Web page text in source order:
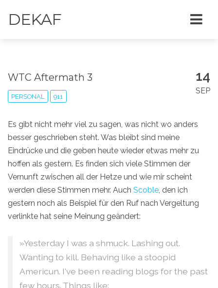
DEKAF
14
SEP
WTC Aftermath 3
PERSONAL 911
Es gibt nicht mehr viel zu sagen, was nicht wo anders
besser geschrieben steht. Was bleibt sind meine
Eindrücke und die geben heute wieder etwas mehr zu
hoffen als gestern. Es finden sich viele Stimmen der
Vernunft zwischen all der Hetze und wie mir scheint
werden diese Stimmen mehr. Auch Scoble , den ich
gestern noch als Beispiel für den Ruf nach Vergeltung
verlinkte hat seine Meinung geändert:
»Yesterday I was a shmuck. Lashing out.
Wanting to kill. Behaving like a stoopid
Americun. I've been reading blogs for the past
few hours. Things like: